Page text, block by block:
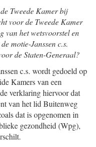
Tweede Kamer bij
voor de Tweede Kamer
van het wetsvoorstel en
motie-Janssen c.s.
de Staten-Generaal?
c.s. wordt gedoeld op
Kamers van een
verklaring hiervoor dat
van het lid Buitenweg
dat is opgenomen in
gezondheid (Wpg),